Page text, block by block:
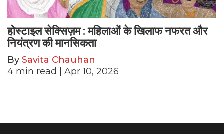
होस्टाइल सेक्सिज़म : महिलाओं के खिलाफ नफरत और
नियंत्रण की मानसिकता
By Savita Chauhan
4 min read | Apr 10, 2026